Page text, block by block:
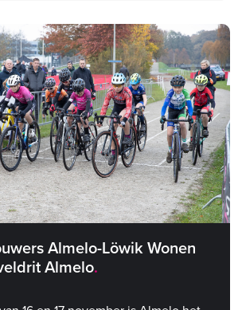
Almelo-Löwik Wonen
Almelo